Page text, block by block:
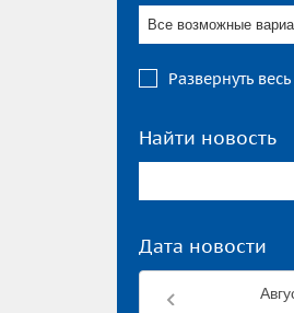
Все возможные
Развернуть
Найти новость
Дата новости